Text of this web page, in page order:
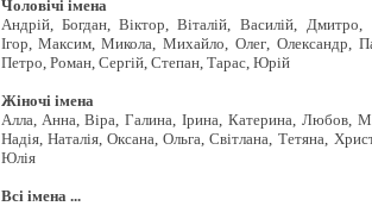
Чоловічі імена
Андрій, Богдан, Віктор, Віталій, Василій, Дмитро,
Ігор, Максим, Микола, Михайло, Олег, Олександр,
Петро, Роман, Сергій, Степан, Тарас, Юрій
Жіночі імена
Алла, Анна, Віра, Галина, Ірина, Катерина, Любов,
Надія, Наталія, Оксана, Ольга, Світлана, Тетяна,
Юлія
Всі імена ...